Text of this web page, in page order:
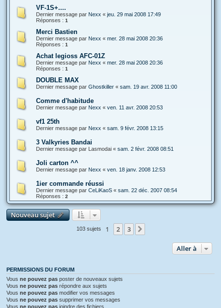
VF-1S+....
Dernier message par Nexx « jeu. 29 mai 2008 17:49
Réponses : 1
Merci Bastien
Dernier message par Nexx « mer. 28 mai 2008 20:36
Réponses : 1
Achat legioss AFC-01Z
Dernier message par Nexx « mer. 28 mai 2008 20:36
Réponses : 1
DOUBLE MAX
Dernier message par Ghostkiller « sam. 19 avr. 2008 11:00
Comme d'habitude
Dernier message par Nexx « ven. 11 avr. 2008 20:53
vf1 25th
Dernier message par Nexx « sam. 9 févr. 2008 13:15
3 Valkyries Bandai
Dernier message par Lasmodai « sam. 2 févr. 2008 08:51
Joli carton ^^
Dernier message par Nexx « ven. 18 janv. 2008 12:53
1ier commande réussi
Dernier message par CeLiKaoS « sam. 22 déc. 2007 08:54
Réponses : 2
Nouveau sujet
103 sujets 1 2 3
Aller à
PERMISSIONS DU FORUM
Vous ne pouvez pas poster de nouveaux sujets
Vous ne pouvez pas répondre aux sujets
Vous ne pouvez pas modifier vos messages
Vous ne pouvez pas supprimer vos messages
Vous ne pouvez pas joindre des fichiers